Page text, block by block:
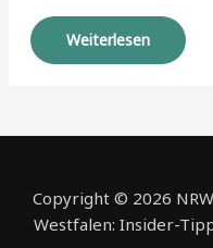
Weiterlesen
Copyright © 2026
Westfalen: Insider-